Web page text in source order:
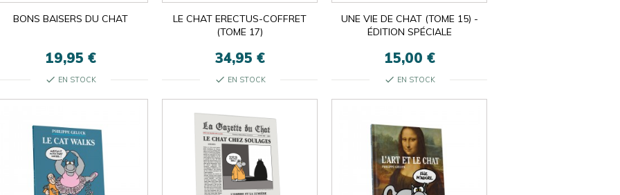
BONS BAISERS DU CHAT
19,95 €
check EN STOCK
LE CHAT ERECTUS-COFFRET
(TOME 17)
34,95 €
check EN STOCK
UNE VIE DE CHAT (TOME 15) -
ÉDITION SPÉCIALE
15,00 €
check EN STOCK
close